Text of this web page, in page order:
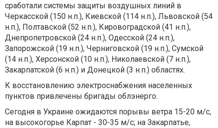
сработали системы защиты воздушных линий в
Черкасской (150 н.п.), Киевской (114 н.п.), Львовской (54
н.п.), Полтавской (52 н.п.), Кировоградской (41 н.п.),
Днепропетровской (24 н.п.), Одесской (24 н.п.),
Запорожской (19 н.п.), Черниговской (19 н.п.), Сумской
(14 н.п.), Херсонской (10 н.п.), Николаевской (7 н.п.),
Закарпатской (6 н.п.) и Донецкой (3 н.п.) областях.
К восстановлению электроснабжения населенных
пунктов привлечены бригады облэнерго.
Сегодня в Украине ожидаются порывы ветра 15-20 м/с,
на высокогорье Карпат - 30-35 м/с; на Закарпатье,